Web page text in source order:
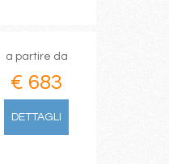
a partire da
€ 683
DETTAGLI